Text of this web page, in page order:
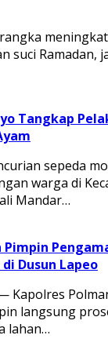
suci Ramadan,
Tangkap
sepeda
warga di
Mandar…
Dusun Lapeo
Kapolres
langsung
lahan…